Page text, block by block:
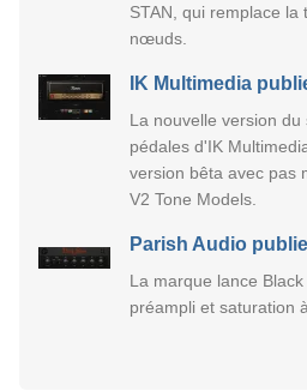
STAN, qui remplace
nœuds.
IK Multimedia
La nouvelle version
pédales d'IK
version bêta avec pas
V2 Tone Models.
Parish Audio
La marque lance
préampli et saturation